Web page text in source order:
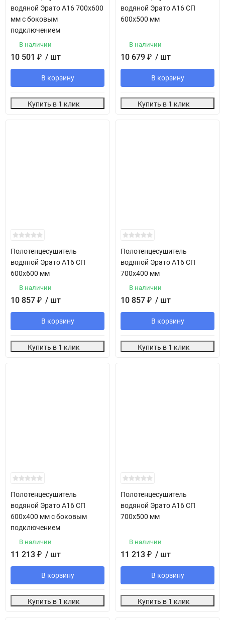
водяной Эрато А16 700х600
мм с боковым
подключением
В наличии
10 501 ₽ / шт
В корзину
Купить в 1 клик
водяной Эрато А16 СП
600х500 мм
В наличии
10 679 ₽ / шт
В корзину
Купить в 1 клик
Полотенцесушитель
водяной Эрато А16 СП
600х600 мм
В наличии
10 857 ₽ / шт
В корзину
Купить в 1 клик
Полотенцесушитель
водяной Эрато А16 СП
700х400 мм
В наличии
10 857 ₽ / шт
В корзину
Купить в 1 клик
Полотенцесушитель
водяной Эрато А16 СП
600х400 мм с боковым
подключением
В наличии
11 213 ₽ / шт
В корзину
Купить в 1 клик
Полотенцесушитель
водяной Эрато А16 СП
700х500 мм
В наличии
11 213 ₽ / шт
В корзину
Купить в 1 клик